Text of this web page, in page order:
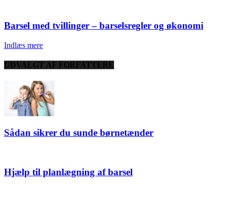
Barsel med tvillinger – barselsregler og økonomi
Indlæs mere
UDVALGT AF FORFATTERE
Sådan sikrer du sunde børnetænder
Hjælp til planlægning af barsel